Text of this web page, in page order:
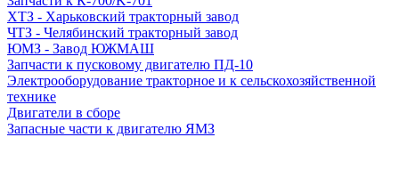
ХТЗ - Харьковский тракторный завод
ЧТЗ - Челябинский тракторный завод
ЮМЗ - Завод ЮЖМАШ
Запчасти к пусковому двигателю ПД-10
Электрооборудование тракторное и к сельскохозяйственной
технике
Двигатели в сборе
Запасные части к двигателю ЯМЗ